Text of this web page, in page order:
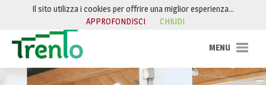
Salta al contenuto
Il sito utilizza i cookies per offrire una miglior esperienza…
APPROFONDISCI
CHIUDI